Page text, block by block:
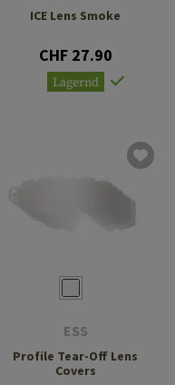
ICE Lens Smoke
CHF 27.90
Lagernd
ESS
Profile Tear-Off Lens
Covers